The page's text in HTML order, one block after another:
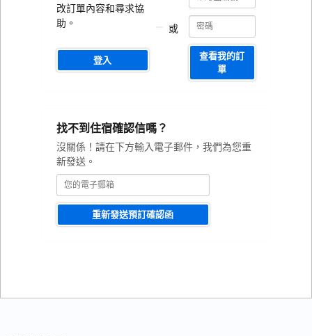
改訂單內容和尋求協
助。
登入
或
認
函
編
號
函
編
查看我的訂
單
找不到住宿確認信嗎？
沒關係！請在下方輸入電子郵件，我們為您重
新發送。
重新發送預訂確認函